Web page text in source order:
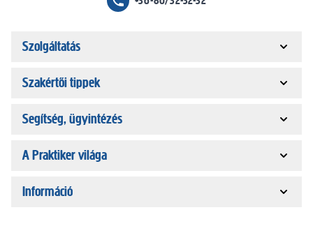
Szolgáltatás
Szakértői tippek
Segítség, ügyintézés
A Praktiker világa
Információ